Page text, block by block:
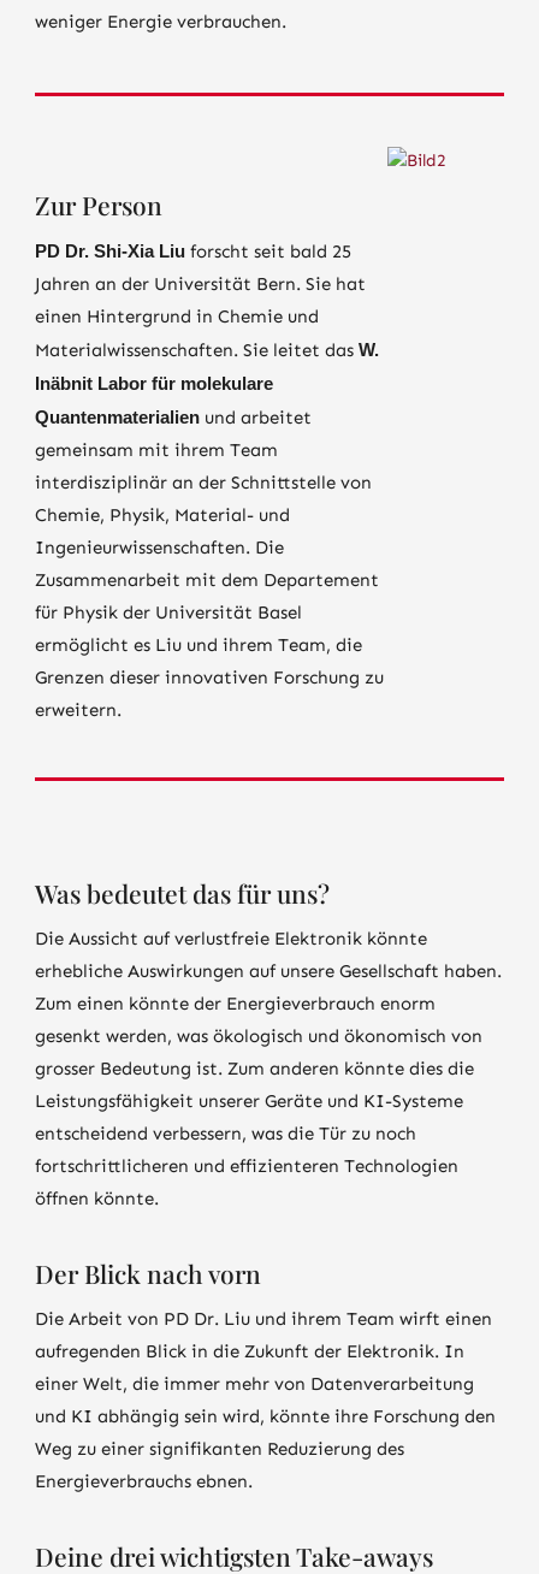
weniger Energie verbrauchen.
Zur Person
PD Dr. Shi-Xia Liu forscht seit bald 25
Jahren an der Universität Bern. Sie hat
einen Hintergrund in Chemie und
Materialwissenschaften. Sie leitet das W.
Inäbnit Labor für molekulare
Quantenmaterialien und arbeitet
gemeinsam mit ihrem Team
interdisziplinär an der Schnittstelle von
Chemie, Physik, Material- und
Ingenieurwissenschaften. Die
Zusammenarbeit mit dem Departement
für Physik der Universität Basel
ermöglicht es Liu und ihrem Team, die
Grenzen dieser innovativen Forschung zu
erweitern.
Was bedeutet das für uns?
Die Aussicht auf verlustfreie Elektronik könnte
erhebliche Auswirkungen auf unsere Gesellschaft haben.
Zum einen könnte der Energieverbrauch enorm
gesenkt werden, was ökologisch und ökonomisch von
grosser Bedeutung ist. Zum anderen könnte dies die
Leistungsfähigkeit unserer Geräte und KI-Systeme
entscheidend verbessern, was die Tür zu noch
fortschrittlicheren und effizienteren Technologien
öffnen könnte.
Der Blick nach vorn
Die Arbeit von PD Dr. Liu und ihrem Team wirft einen
aufregenden Blick in die Zukunft der Elektronik. In
einer Welt, die immer mehr von Datenverarbeitung
und KI abhängig sein wird, könnte ihre Forschung den
Weg zu einer signifikanten Reduzierung des
Energieverbrauchs ebnen.
Deine drei wichtigsten Take-aways